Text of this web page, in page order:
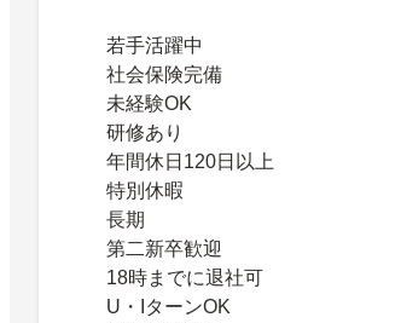
若手活躍中
社会保険完備
未経験OK
研修あり
年間休日120日以上
特別休暇
長期
第二新卒歓迎
18時までに退社可
U・IターンOK